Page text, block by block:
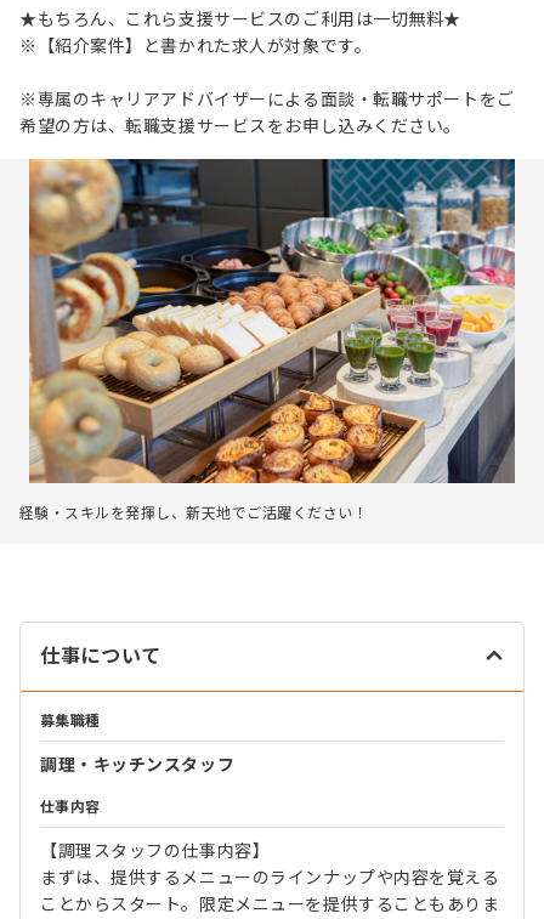
★もちろん、これら支援サービスのご利用は一切無料★
※【紹介案件】と書かれた求人が対象です。
※専属のキャリアアドバイザーによる面談・転職サポートをご
希望の方は、転職支援サービスをお申し込みください。
経験・スキルを発揮し、新天地でご活躍ください！
仕事について
募集職種
調理・キッチンスタッフ
仕事内容
【調理スタッフの仕事内容】
まずは、提供するメニューのラインナップや内容を覚える
ことからスタート。限定メニューを提供することもありま